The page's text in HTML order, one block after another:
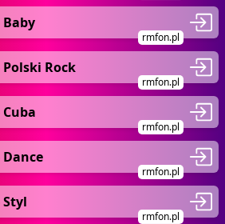
Baby
rmfon.pl
Polski Rock
rmfon.pl
Cuba
rmfon.pl
Dance
rmfon.pl
Styl
rmfon.pl